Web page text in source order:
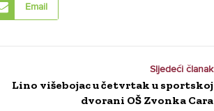
Email
Sljedeći članak
Lino višebojac u četvrtak u sportskoj
dvorani OŠ Zvonka Cara